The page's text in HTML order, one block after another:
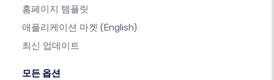
홈페이지 템플릿
애플리케이션 마켓 (English)
최신 업데이트
모든 옵션